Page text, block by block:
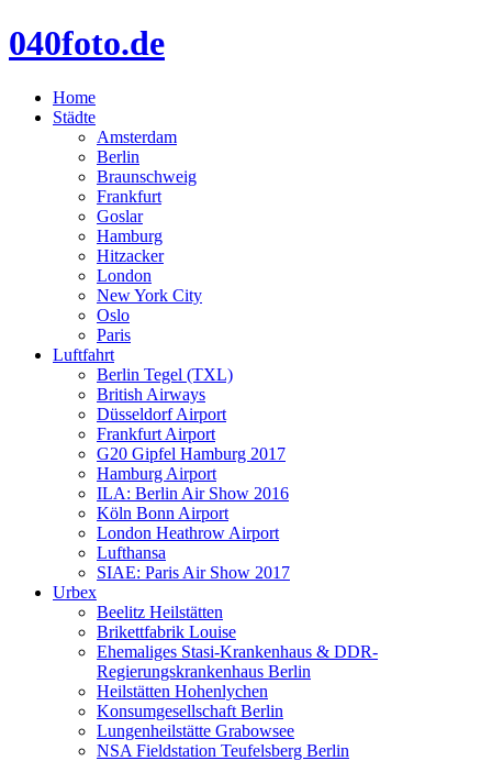
040foto.de
Home
Städte
Amsterdam
Berlin
Braunschweig
Frankfurt
Goslar
Hamburg
Hitzacker
London
New York City
Oslo
Paris
Luftfahrt
Berlin Tegel (TXL)
British Airways
Düsseldorf Airport
Frankfurt Airport
G20 Gipfel Hamburg 2017
Hamburg Airport
ILA: Berlin Air Show 2016
Köln Bonn Airport
London Heathrow Airport
Lufthansa
SIAE: Paris Air Show 2017
Urbex
Beelitz Heilstätten
Brikettfabrik Louise
Ehemaliges Stasi-Krankenhaus & DDR-
Regierungskrankenhaus Berlin
Heilstätten Hohenlychen
Konsumgesellschaft Berlin
Lungenheilstätte Grabowsee
NSA Fieldstation Teufelsberg Berlin